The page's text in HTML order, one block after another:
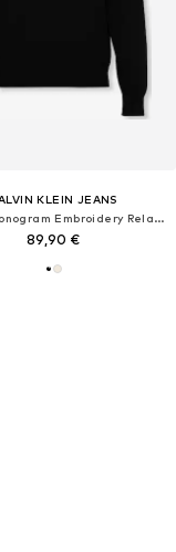
KLEIN JEANS
Sveter 'Monogram Embroidery Relaxed'
89,90 €